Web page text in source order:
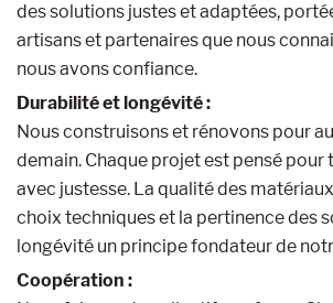
des solutions justes et adaptées,
artisans et partenaires que nous
nous avons confiance.
Durabilité et longévité :
Nous construisons et rénovons pour
demain. Chaque projet est pensé pour
avec justesse. La qualité des
choix techniques et la pertinence des
longévité un principe fondateur de
Coopération :